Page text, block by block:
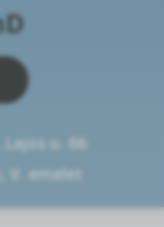
u. 66.
V. emelet